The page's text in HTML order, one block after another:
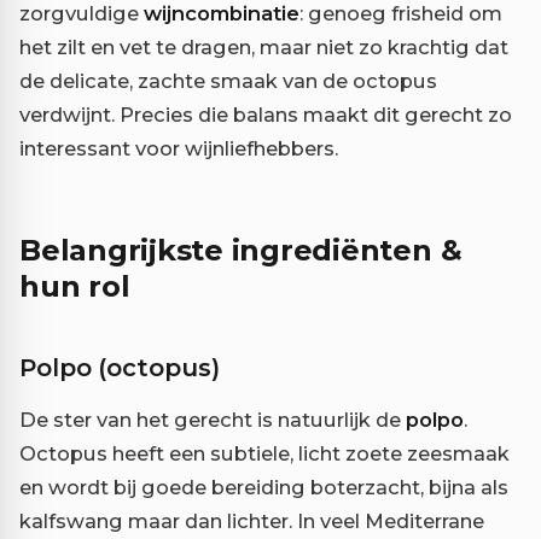
zorgvuldige wijncombinatie: genoeg frisheid om
het zilt en vet te dragen, maar niet zo krachtig dat
de delicate, zachte smaak van de octopus
verdwijnt. Precies die balans maakt dit gerecht zo
interessant voor wijnliefhebbers.
Belangrijkste ingrediënten &
hun rol
Polpo (octopus)
De ster van het gerecht is natuurlijk de polpo.
Octopus heeft een subtiele, licht zoete zeesmaak
en wordt bij goede bereiding boterzacht, bijna als
kalfswang maar dan lichter. In veel Mediterrane